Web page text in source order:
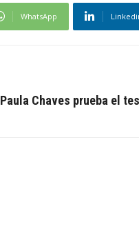
WhatsApp
Paula Chaves prueba el